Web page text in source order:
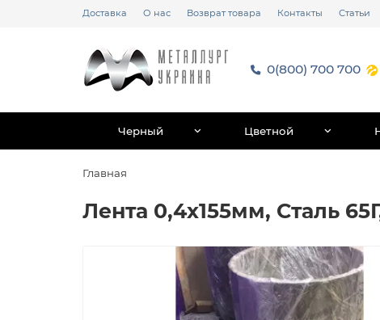
Доставка О нас Возврат товара Контакты Статьи
0(800) 700 700
Черный Цветной
Главная
Лента 0,4х155мм, Сталь